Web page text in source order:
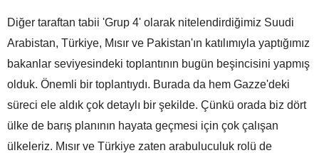
Diğer taraftan tabii 'Grup 4' olarak nitelendirdiğimiz Suudi
Arabistan, Türkiye, Mısır ve Pakistan'ın katılımıyla yaptığımız
bakanlar seviyesindeki toplantının bugün beşincisini yapmış
olduk. Önemli bir toplantıydı. Burada da hem Gazze'deki
süreci ele aldık çok detaylı bir şekilde. Çünkü orada biz dört
ülke de barış planının hayata geçmesi için çok çalışan
ülkeleriz. Mısır ve Türkiye zaten arabuluculuk rolü de